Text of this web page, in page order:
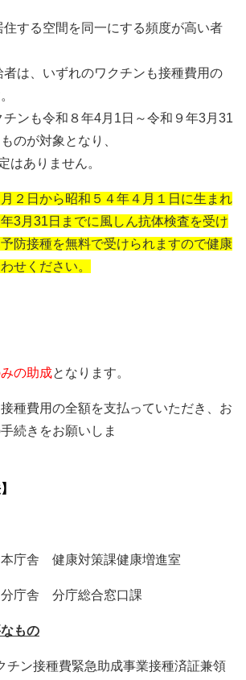
する空間を同一にする頻度が高い者
は、いずれのワクチンも接種費用の
ンも令和８年4月1日～令和９年3月31
のが対象となり、
ありません。
２日から昭和５４年４月１日に生まれ
3月31日までに風しん抗体検査を受け
防接種を無料で受けられますので健康
せください。
の助成となります。
種費用の全額を支払っていただき、お
続きをお願いしま
健康対策課健康増進室
総合窓口課
もの
接種費緊急助成事業接種済証兼領